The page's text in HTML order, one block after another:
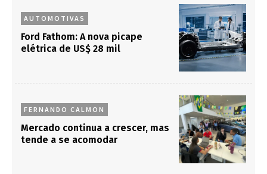
AUTOMOTIVAS
Ford Fathom: A nova picape
elétrica de US$ 28 mil
FERNANDO CALMON
Mercado continua a crescer, mas
tende a se acomodar